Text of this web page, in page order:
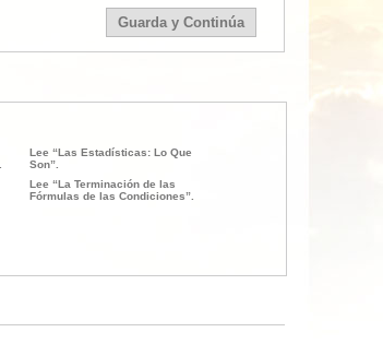
Lee “Las Estadísticas: Lo Que
Son”.
Lee “La Terminación de las
Fórmulas de las Condiciones”.